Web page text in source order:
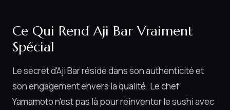
Ce Qui Rend Aji Bar Vraiment
Spécial
Le secret d'Aji Bar réside dans son authenticité et
son engagement envers la qualité. Le chef
Yamamoto n'est pas là pour réinventer le sushi avec